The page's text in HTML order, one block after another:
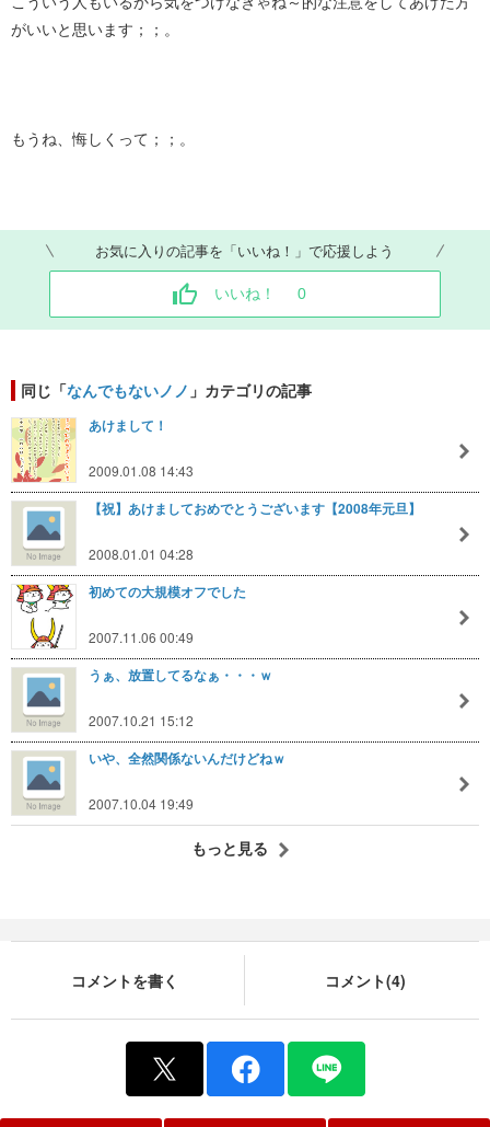
がいいと思います；；。
もうね、悔しくって；；。
お気に入りの記事を「いいね！」で応援しよう
いいね！ 0
同じ「なんでもないノノ 」カテゴリの記事
あけまして！
2009.01.08 14:43
【祝】あけましておめでとうございます【2008年元旦】
2008.01.01 04:28
初めての大規模オフでした
2007.11.06 00:49
うぁ、放置してるなぁ・・・ｗ
2007.10.21 15:12
いや、全然関係ないんだけどねｗ
2007.10.04 19:49
もっと見る
コメントを書く コメント(4)